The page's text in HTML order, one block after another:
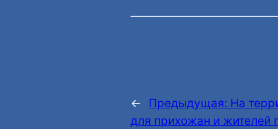
← Предыдущая: На
для прихожан и жителей